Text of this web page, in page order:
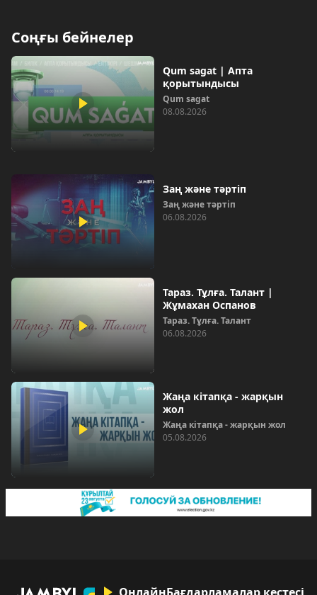
Соңғы бейнелер
Qum sagat | Апта
қорытындысы
Qum sagat
08.08.2026
Заң және тәртіп
Заң және тәртіп
06.08.2026
Тараз. Тұлға. Талант |
Жұмахан Оспанов
Тараз. Тұлға. Талант
06.08.2026
Жаңа кітапқа - жарқын
жол
Жаңа кітапқа - жарқын жол
05.08.2026
ОнлайнБағдарламалар кестесі